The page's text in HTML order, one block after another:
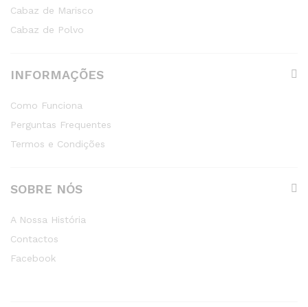
Cabaz de Marisco
Cabaz de Polvo
INFORMAÇÕES
Como Funciona
Perguntas Frequentes
Termos e Condições
SOBRE NÓS
A Nossa História
Contactos
Facebook